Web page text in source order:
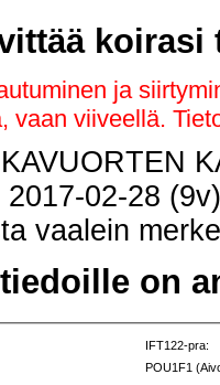
koirasi
ja
vaan viiveellä.
2017-02-28
vaalein
on
IFT122-pra:
POU1F1